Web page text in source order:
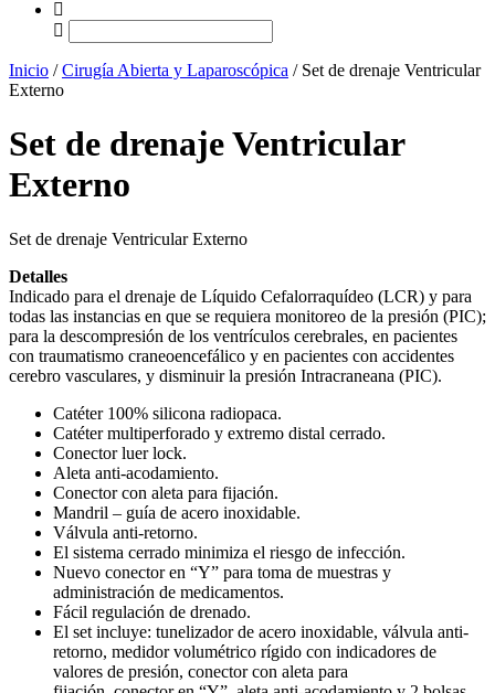
Inicio /Cirugía Abierta y Laparoscópica / Set de drenaje Ventricular
Externo
Set de drenaje Ventricular
Externo
Set de drenaje Ventricular Externo
Detalles
Indicado para el drenaje de Líquido Cefalorraquídeo (LCR) y para
todas las instancias en que se requiera monitoreo de la presión (PIC);
para la descompresión de los ventrículos cerebrales, en pacientes
con traumatismo craneoencefálico y en pacientes con accidentes
cerebro vasculares, y disminuir la presión Intracraneana (PIC).
Catéter 100% silicona radiopaca.
Catéter multiperforado y extremo distal cerrado.
Conector luer lock.
Aleta anti-acodamiento.
Conector con aleta para fijación.
Mandril – guía de acero inoxidable.
Válvula anti-retorno.
El sistema cerrado minimiza el riesgo de infección.
Nuevo conector en “Y” para toma de muestras y
administración de medicamentos.
Fácil regulación de drenado.
El set incluye: tunelizador de acero inoxidable, válvula anti-
retorno, medidor volumétrico rígido con indicadores de
valores de presión, conector con aleta para